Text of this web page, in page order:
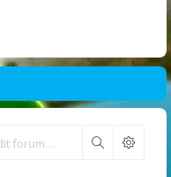
Zoek